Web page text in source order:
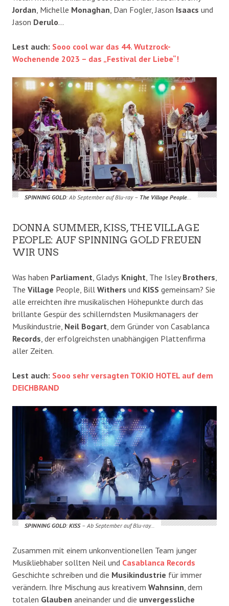
Jordan , Michelle Monaghan , Dan Fogler, Jason Isaacs und
Jason Derulo…
Lest auch: Sooo cool war das 44. Wutzrock-
Wochenende 2023 – das „Festival der Liebe“!
SPINNING GOLD: Ab September auf Blu-ray – The Village People…
DONNA SUMMER, KISS, THE VILLAGE
PEOPLE: AUF SPINNING GOLD FREUEN
WIR UNS
Was haben Parliament , Gladys Knight , The IsleyBrothers
The Village People, Bill Withers und KISS gemeinsam? Sie
alle erreichten ihre musikalischen Höhepunkte durch das
brillante Gespür des schillerndsten Musikmanagers der
Musikindustrie, Neil Bogart , dem Gründer von Casablanca
Records , der erfolgreichsten unabhängigen Plattenfirma
aller Zeiten.
Lest auch: Sooo sehr versagten TOKIO HOTEL auf dem
DEICHBRAND
SPINNING GOLD:KISS– Ab September auf Blu-ray…
Zusammen mit einem unkonventionellen Team junger
Musikliebhaber sollten Neil und Casablanca Records
Geschichte schreiben und die Musikindustrie für immer
verändern. Ihre Mischung aus kreativem Wahnsinn, dem
totalen Glauben aneinander und die unvergessliche